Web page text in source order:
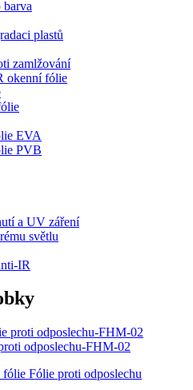
plastů
zamlžování
okenní fólie
EVA
PVB
a UV záření
světlu
IR
odposlechu-FHM-02